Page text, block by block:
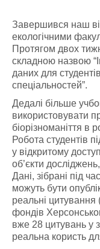
Завершився наш
екологічними
Протягом двох
складною назвою
даних для
спеціальностей”.
Дедалі більше
використовувати
біорізноманіття в
Робота студентів
у відкритому
об’єкти
Дані, зібрані під
можуть бути
реальні цитування
фондів
вже 28 цитувань у
реальна користь